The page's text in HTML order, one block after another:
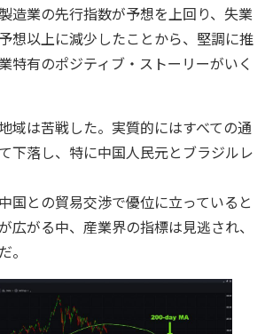
造業の先行指数が予想を上回り、失業
想以上に減少したことから、堅調に推
特有のポジティブ・ストーリーがいく
域は苦戦した。実質的にはすべての通
下落し、特に中国人民元とブラジルレ
国との貿易交渉で優位に立っていると
広がる中、産業界の指標は見逃され、
。